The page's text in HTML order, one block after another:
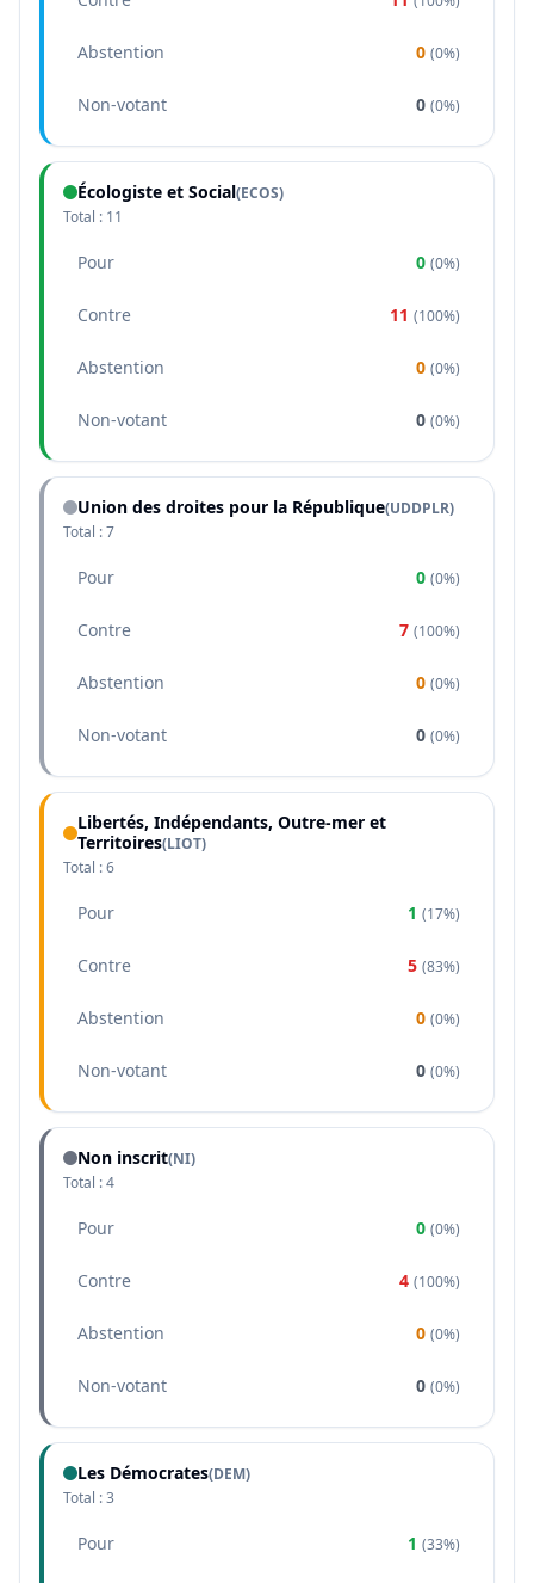
Abstention 0 (0%)
Non-votant 0 (0%)
Écologiste et Social(ECOS)
Total : 11
Pour 0 (0%)
Contre 11 (100%)
Abstention 0 (0%)
Non-votant 0 (0%)
Union des droites pour la République(UDDPLR)
Total :7
Pour 0 (0%)
Contre 7 (100%)
Abstention 0 (0%)
Non-votant 0 (0%)
Libertés, Indépendants, Outre-mer et
Territoires(LIOT)
Total :6
Pour 1 (17%)
Contre 5 (83%)
Abstention 0 (0%)
Non-votant 0 (0%)
Non inscrit(NI)
Total :4
Pour 0 (0%)
Contre 4 (100%)
Abstention 0 (0%)
Non-votant 0 (0%)
Les Démocrates(DEM)
Total :3
Pour 1 (33%)